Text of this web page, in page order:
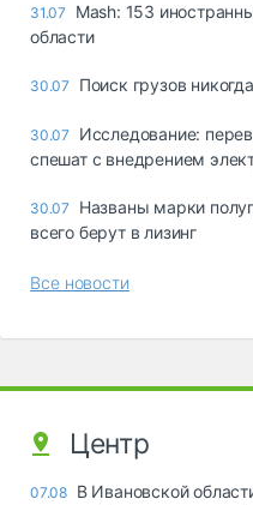
31.07
Mash: 153
области
30.07 Поиск грузов
30.07
Исследование:
спешат с внедрением
30.07
Названы марки
всего берут в лизинг
Все новости
Центр
07.08 В Ивановской